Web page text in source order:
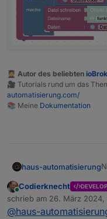
🧑‍🎓 Autor des beliebten
🎥 Tutorials rund um das
automatisierung.com/
📚 Meine Dokumentation
haus-automatisierung
Online
Codierknecht
schrieb am 26. März 2024,
zuletzt editiert von
@haus-